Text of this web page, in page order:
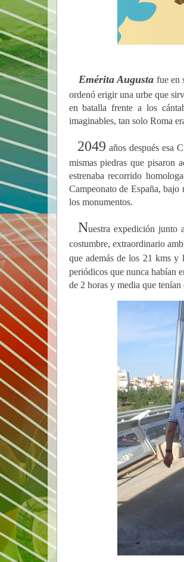
Emérita Augusta fue en
ordenó erigir una urbe que
en batalla frente a los
imaginables, tan solo Roma
2049 años después esa
mismas piedras que pisaron
estrenaba recorrido
Campeonato de España,
los monumentos.
Nuestra expedición junto
costumbre, extraordinario
que además de los 21 kms y
periódicos que nunca habían
de 2 horas y media que